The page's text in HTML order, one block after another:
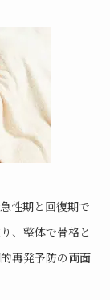
性期と回復期で
、整体で骨格と
再発予防の両面